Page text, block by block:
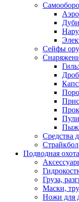
Сейфы
Средства
Страйкбол
Подводная охота
Груза,
Маски,
Ножи для